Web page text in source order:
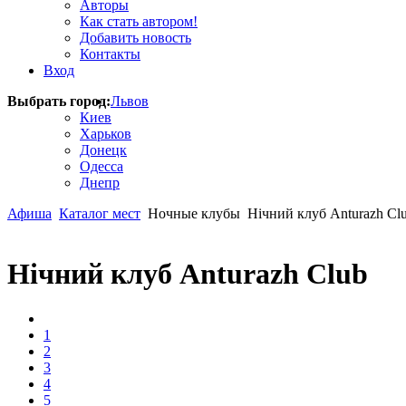
Авторы
Как стать автором!
Добавить новость
Контакты
Вход
Выбрать город:Львов
Киев
Харьков
Донецк
Одесса
Днепр
Афиша Каталог мест Ночные клубы Нічний клуб Anturazh
Нічний клуб Anturazh Club
1
2
3
4
5